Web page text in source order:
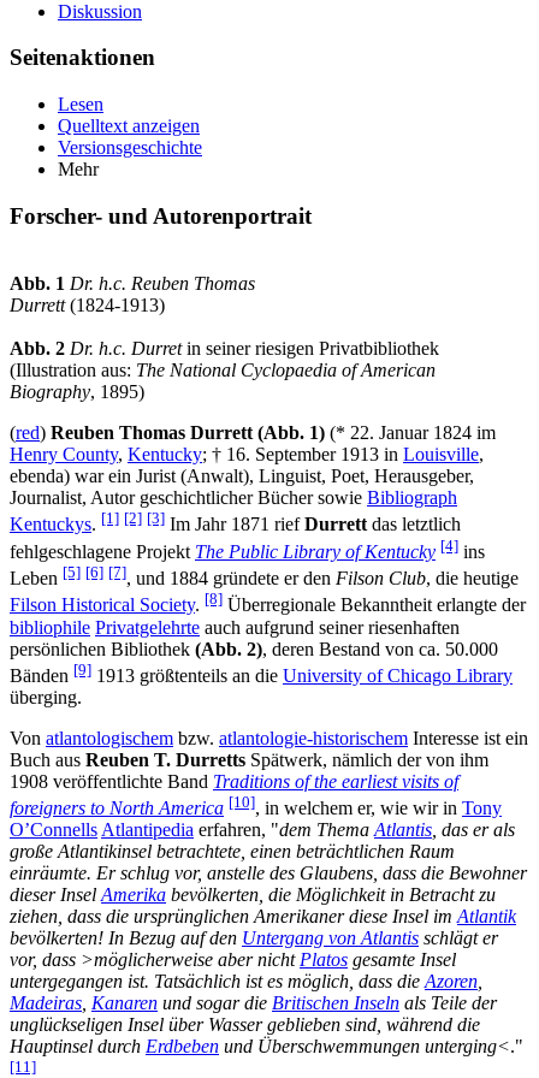
Diskussion
Seitenaktionen
Lesen
Quelltext anzeigen
Versionsgeschichte
Mehr
Forscher- und Autorenportrait
Abb. 1 Dr. h.c. Reuben Thomas
Durrett(1824-1913)
Abb. 2 Dr. h.c. Durretin seiner riesigen Privatbibliothek
(Illustration aus: The National Cyclopaedia of American
Biography, 1895)
(red) Reuben Thomas Durrett (Abb. 1) (* 22. Januar 1824 im
Henry County, Kentucky; † 16. September 1913 in Louisville,
ebenda) war ein Jurist (Anwalt), Linguist, Poet, Herausgeber,
Journalist, Autor geschichtlicher Bücher sowie Bibliograph
Kentuckys. [1] [2] [3] Im Jahr 1871 riefDurrettdas letztlich
fehlgeschlagene Projekt The Public Library of Kentucky [4] ins
Leben [5] [6] [7], und 1884 gründete er den Filson Club, die heutige
Filson Historical Society. [8] Überregionale Bekanntheit erlangte der
bibliophile Privatgelehrte auch aufgrund seiner riesenhaften
persönlichen Bibliothek (Abb. 2), deren Bestand von ca. 50.000
Bänden [9] 1913 größtenteils an die University of Chicago Library
überging.
Von atlantologischem bzw. atlantologie-historischem Interesse ist ein
Buch aus Reuben T. Durretts Spätwerk, nämlich der von ihm
1908 veröffentlichte Band Traditions of the earliest visits of
foreigners to North America [10], in welchem er, wie wir in Tony
O’ConnellsAtlantipedia erfahren, "dem ThemaAtlantis, das er als
große Atlantikinsel betrachtete, einen beträchtlichen Raum
einräumte. Er schlug vor, anstelle des Glaubens, dass die Bewohner
dieser InselAmerika bevölkerten, die Möglichkeit in Betracht zu
ziehen, dass die ursprünglichen Amerikaner diese Insel imAtlantik
bevölkerten! In Bezug auf den Untergang von Atlantis schlägt er
vor, dass >möglicherweise aber nichtPlatos gesamte Insel
untergegangen ist. Tatsächlich ist es möglich, dass dieAzoren,
Madeiras, Kanaren und sogar die Britischen Inseln als Teile der
unglückseligen Insel über Wasser geblieben sind, während die
Hauptinsel durch Erdbeben und Überschwemmungen unterging<."
[11]